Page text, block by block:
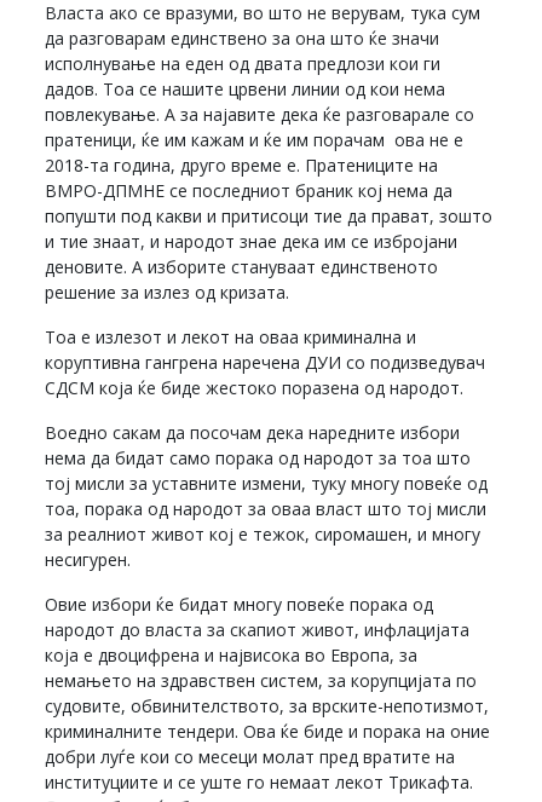
Власта ако се вразуми, во што не верувам, тука сум
да разговарам единствено за она што ќе значи
исполнување на еден од двата предлози кои ги
дадов. Тоа се нашите црвени линии од кои нема
повлекување. А за најавите дека ќе разговарале со
пратеници, ќе им кажам и ќе им порачам ова не е
2018-та година, друго време е. Пратениците на
ВМРО-ДПМНЕ се последниот браник кој нема да
попушти под какви и притисоци тие да прават, зошто
и тие знаат, и народот знае дека им се избројани
деновите. А изборите стануваат единственото
решение за излез од кризата.
Тоа е излезот и лекот на оваа криминална и
коруптивна гангрена наречена ДУИ со подизведувач
СДСМ која ќе биде жестоко поразена од народот.
Воедно сакам да посочам дека наредните избори
нема да бидат само порака од народот за тоа што
тој мисли за уставните измени, туку многу повеќе од
тоа, порака од народот за оваа власт што тој мисли
за реалниот живот кој е тежок, сиромашен, и многу
несигурен.
Овие избори ќе бидат многу повеќе порака од
народот до власта за скапиот живот, инфлацијата
која е двоцифрена и највисока во Европа, за
немањето на здравствен систем, за корупцијата по
судовите, обвинителството, за врските-непотизмот,
криминалните тендери. Ова ќе биде и порака на оние
добри луѓе кои со месеци молат пред вратите на
институциите и се уште го немаат лекот Трикафта.